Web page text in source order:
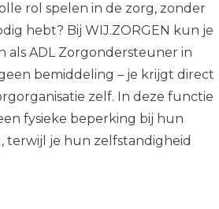
rol spelen in de zorg, zonder
hebt? Bij WIJ.ZORGEN kun je
als ADL Zorgondersteuner in
bemiddeling – je krijgt direct
zelf. In deze functie
fysieke beperking bij hun
terwijl je hun zelfstandigheid